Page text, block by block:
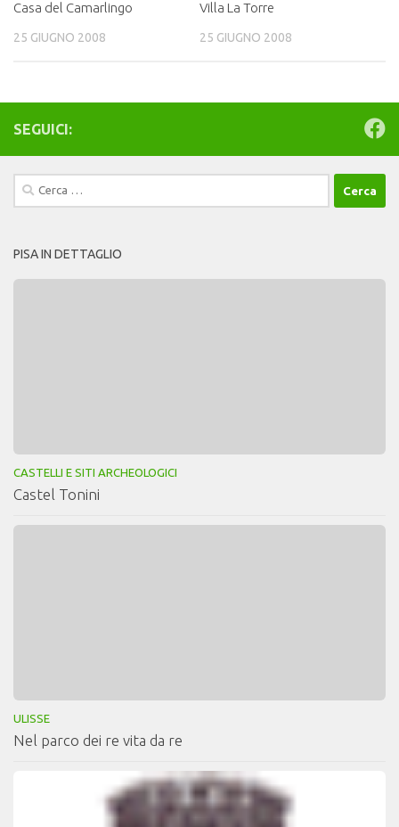
Casa del Camarlingo
25 GIUGNO 2008
Villa La Torre
25 GIUGNO 2008
SEGUICI:
Ricerca
per:
PISA IN DETTAGLIO
CASTELLI E SITI ARCHEOLOGICI
Castel Tonini
ULISSE
Nel parco dei re vita da re